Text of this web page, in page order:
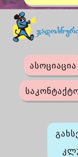
ასოციაცია